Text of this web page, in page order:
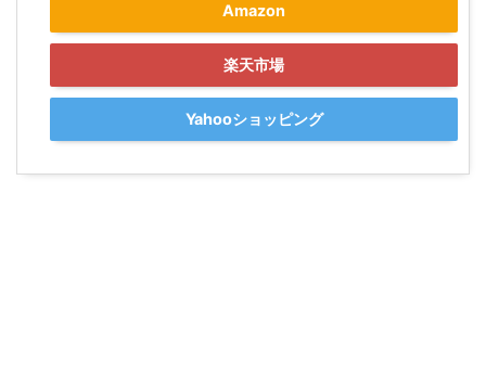
Amazon
楽天市場
Yahooショッピング